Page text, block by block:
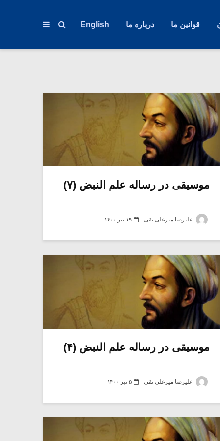
قوانین ما درباره ما English
موسیقی در رساله علم النبض (۷)
علیرضا میرعلی نقی ۱۹ تیر ۱۴۰۰
موسیقی در رساله علم النبض (۴)
علیرضا میرعلی نقی ۵ تیر ۱۴۰۰
میکلوش روژا